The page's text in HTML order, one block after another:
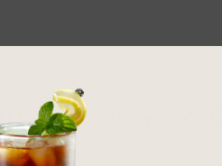
Essayez